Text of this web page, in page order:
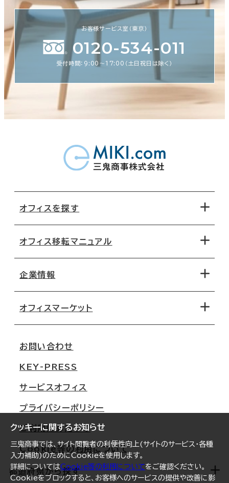
クッキーに関するお知らせ
三鬼商事では、サイト閲覧者の利便性向上(サイトのサービス・各種
入力補助)のためにCookieを使用します。
詳細についてはCookie等の利用についてをご確認ください。
Cookieをブロックすると、お客様へのサービスの提供や改善に影
お客様サービス室（東京）
0120-534-011
受付時間：9:00〜17:00（土日祝日は除く）
オフィスを探す
地図から探す
路線・駅から探す
オフィス移転マニュアル
移転コストシミュレーション
移転スケジュール
オフィス移転Q&A
企業情報
オフィスマーケット
大阪
名古屋
札幌
仙台
横浜
福岡
お問い合わせ
KEY-PRESS
サービスオフィス
プライバシーポリシー
ご利用にあたって
Cookie等の利用について
都道府県から探す